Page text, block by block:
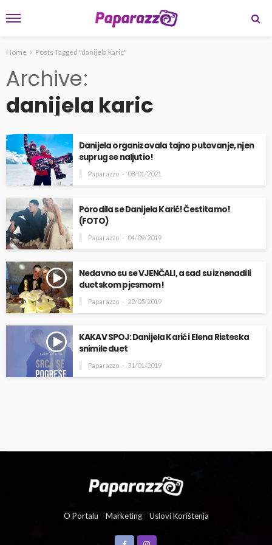
Home Posts Tagged "danijela karic"
Archive
danijela karic
Danijela organizovala tajno putovanje, njen
suprug se naljutio!
Paparazzo 08/01/2021
Porodila se Danijela Karić! Čestitamo!
(FOTO)
Paparazzo 04/09/2019
Nedavno su se VJENČALI, a sad su iznenadili
duetskom pjesmom!
Paparazzo 22/05/2019
KAKAV SPOJ: Danijela Karić i Elena Risteska
snimile duet
Paparazzo 31/01/2019
O Portalu Marketing Uslovi Korištenja